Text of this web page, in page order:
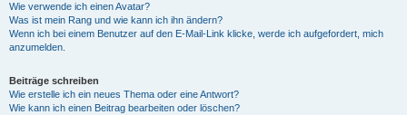
Wie verwende ich einen Avatar?
Was ist mein Rang und wie kann ich ihn ändern?
Wenn ich bei einem Benutzer auf den E-Mail-Link klicke, werde ich aufgefordert, mich
anzumelden.
Beiträge schreiben
Wie erstelle ich ein neues Thema oder eine Antwort?
Wie kann ich einen Beitrag bearbeiten oder löschen?